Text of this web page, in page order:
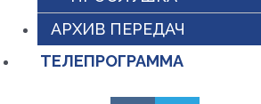
АРХИВ ПЕРЕДАЧ
ТЕЛЕПРОГРАММА